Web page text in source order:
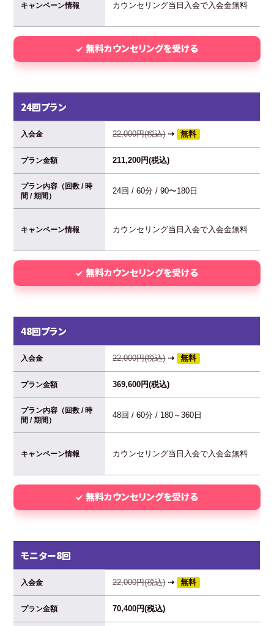
キャンペーン情報 カウンセリング当日入会で入会金無料
無料カウンセリングを受ける
24回プラン
入会金 22,000円(税込)⇢ 無料
プラン金額 211,200円(税込)
プラン内容（回数 / 時
間 / 期間）
24回 / 60分 / 90〜180日
キャンペーン情報 カウンセリング当日入会で入会金無料
無料カウンセリングを受ける
48回プラン
入会金 22,000円(税込)⇢ 無料
プラン金額 369,600円(税込)
プラン内容（回数 / 時
間 / 期間）
48回 / 60分 / 180～360日
キャンペーン情報 カウンセリング当日入会で入会金無料
無料カウンセリングを受ける
モニター8回
入会金 22,000円(税込)⇢ 無料
プラン金額 70,400円(税込)